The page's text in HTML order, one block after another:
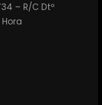
– R/C Dtº